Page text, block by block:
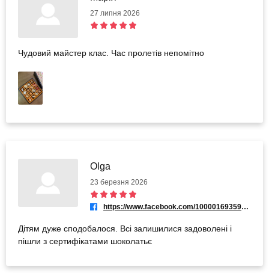
27 липня 2026
Чудовий майстер клас. Час пролетів непомітно
Olga
23 березня 2026
https://www.facebook.com/100001693594169
Дітям дуже сподобалося. Всі залишилися задоволені і
пішли з сертифікатами шоколатьє